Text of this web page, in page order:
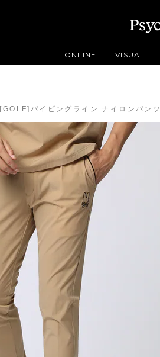
ONLINE VISUAL
[GOLF]パイピングライン ナイロンパンツ